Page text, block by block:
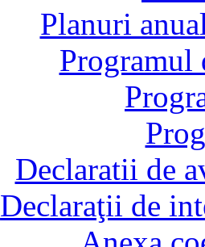
Planuri
Declaratii de
Declaraţii de